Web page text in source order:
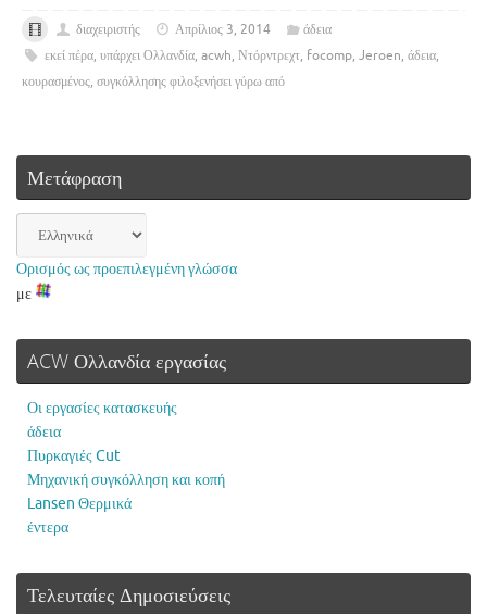
διαχειριστής Απρίλιος 3, 2014
άδεια
εκεί πέρα, υπάρχει Ολλανδία, acwh, Ντόρντρεχτ, focomp, Jeroen, άδεια,
κουρασμένος, συγκόλλησης φιλοξενήσει γύρω από
Μετάφραση
Ορισμός ως προεπιλεγμένη γλώσσα
με
ACW Ολλανδία εργασίας
Οι εργασίες κατασκευής
άδεια
Πυρκαγιές Cut
Μηχανική συγκόλληση και κοπή
Lansen Θερμικά
έντερα
Τελευταίες Δημοσιεύσεις